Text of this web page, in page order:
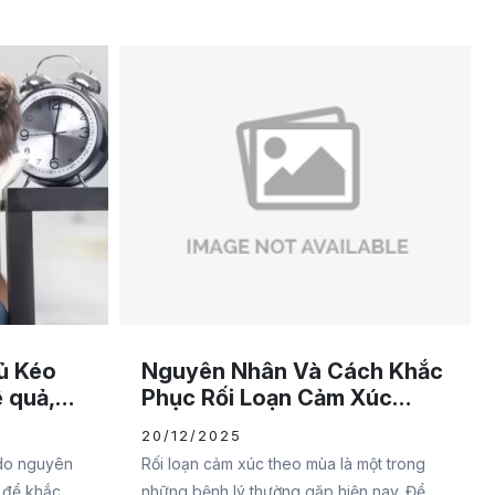
Kéo
quả,
nguyên
Nguyên Nhân Và Cách Khắc
Phục Rối Loạn Cảm Xúc
Theo Mùa
20/12/2025
Rối loạn cảm xúc theo mùa là một trong